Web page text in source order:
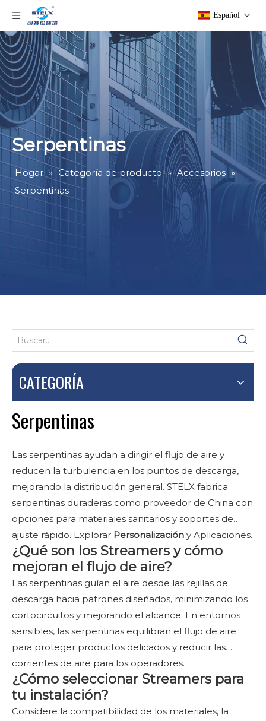
Español
Serpentinas
Hogar » Categoría de producto » Accesorios »
Serpentinas
CATEGORÍA
Serpentinas
Las serpentinas ayudan a dirigir el flujo de aire y
reducen la turbulencia en los puntos de descarga,
mejorando la distribución general. STELX fabrica
serpentinas duraderas como proveedor de China con
opciones para materiales sanitarios y soportes de
ajuste rápido. Explorar Personalización y Aplicaciones.
¿Qué son los Streamers y cómo
mejoran el flujo de aire?
Las serpentinas guían el aire desde las rejillas de
descarga hacia patrones diseñados, minimizando los
cortocircuitos y mejorando el alcance. En entornos
sensibles, las serpentinas equilibran el flujo de aire
para proteger productos delicados y reducir las
corrientes de aire para los operadores.
¿Cómo seleccionar Streamers para
tu instalación?
Considere la compatibilidad de los materiales, la